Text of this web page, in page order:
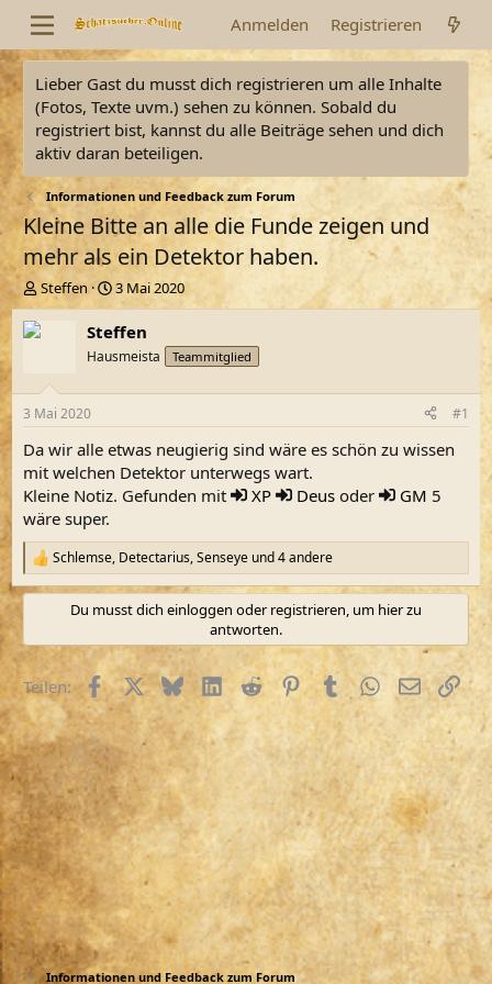
Anmelden Registrieren
Lieber Gast du musst dich registrieren um alle Inhalte
(Fotos, Texte uvm.) sehen zu können. Sobald du
registriert bist, kannst du alle Beiträge sehen und dich
aktiv daran beteiligen.
Informationen und Feedback zum Forum
Kleine Bitte an alle die Funde zeigen und
mehr als ein Detektor haben.
E
r
s
l
e
r
Steffen
E
r
s
e
t
a
m
3 Mai 2020
Steffen
Hausmeista Teammitglied
3 Mai 2020 #1
Da wir alle etwas neugierig sind wäre es schön zu wissen
mit welchen Detektor unterwegs wart.
Kleine Notiz. Gefunden mit
XP Deus oder GM 5
wäre super.
R
e
a
i
n
e
n
:
Schlemse, Detectarius,Senseye und 4 andere
Du musst dich einloggen oder registrieren, um hier zu
antworten.
Teilen: FacebookX (Twitter)
BlueskyLinkedIn
RedditPinterest
TumblrWhatsApp
E-MailLink
Informationen und Feedback zum Forum